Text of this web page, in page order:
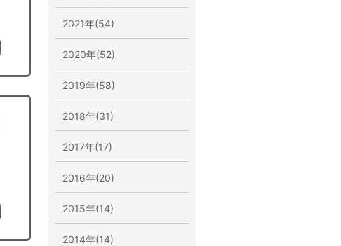
2021年(54)
2020年(52)
2019年(58)
2018年(31)
2017年(17)
2016年(20)
2015年(14)
2014年(14)